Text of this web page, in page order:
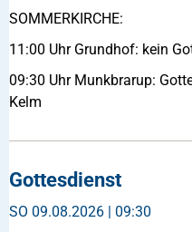
SOMMERKIRCHE:
11:00 Uhr Grundhof: kein
09:30 Uhr Munkbrarup:
Kelm
Gottesdienst
SO 09.08.2026 | 09:30